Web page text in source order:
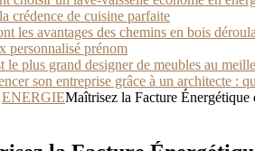
crédence de cuisine parfaite
les avantages des chemins en bois
personnalisé prénom
le plus grand designer de meubles au
son entreprise grâce à un architecte :
ENERGIEMaîtrisez la Facture